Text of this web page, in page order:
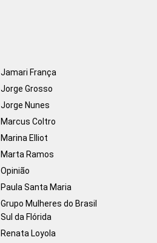
Jamari França
Jorge Grosso
Jorge Nunes
Marcus Coltro
Marina Elliot
Marta Ramos
Opinião
Paula Santa Maria
Grupo Mulheres do Brasil
Sul da Flórida
Renata Loyola